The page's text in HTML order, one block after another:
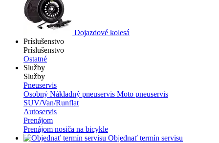
Dojazdové kolesá
Príslušenstvo
Príslušenstvo
Ostatné
Služby
Služby
Pneuservis
Osobný Nákladný pneuservis Moto pneuservis
SUV/Van/Runflat
Autoservis
Prenájom
Prenájom nosiča na bicykle
Objednať termín servisu